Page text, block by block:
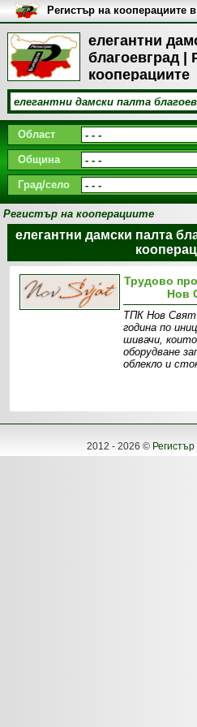
елегантни
благоевград |
кооперациите
Регистър на кооперациите в
България
Област
Община
Град/село
Регистър на кооперациите
елегантни дамски палта
Трудово
Нов
ТПК Нов Свят
година по
шивачи,
оборудване
облекло и
2012 - 2026 ©